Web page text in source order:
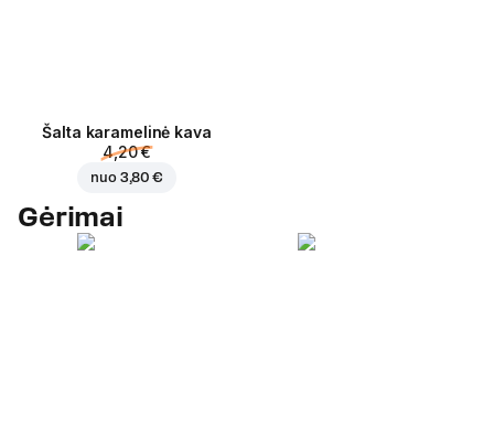
Šalta karamelinė kava
4,20 €
nuo 3,80 €
Gėrimai